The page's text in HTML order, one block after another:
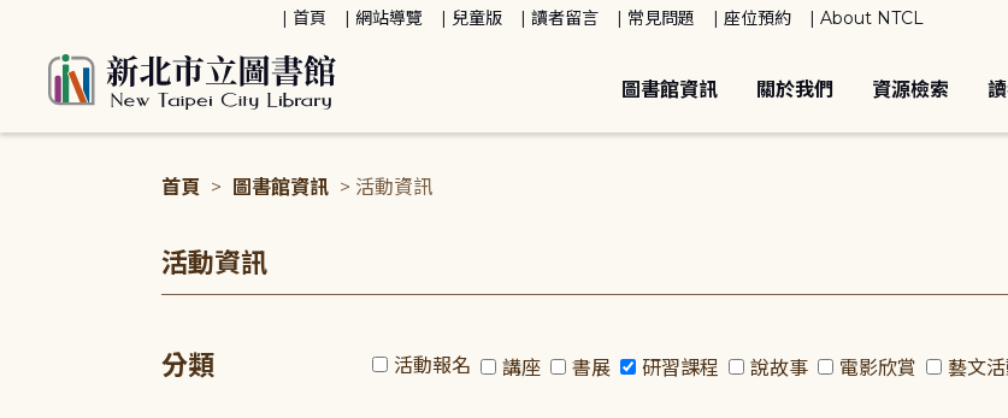
首頁 網站導覽 兒童版 讀者留言 常見問題 座位預約 About NTCL
圖書館資訊 關於我們 資源檢索
首頁 > 圖書館資訊 > 活動資訊
活動資訊
分類 活動報名 講座 書展 研習課程 說故事 電影欣賞 藝文